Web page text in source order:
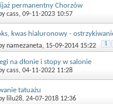
permanentny Chorzów
cass, 09-11-2023 10:57
kwas hialuronowy -
namezaneta, 15-09-2014 15:22 1
na dłonie i stopy w salonie
cass, 04-11-2022 11:28
tatuażu
lilu28, 24-07-2018 12:36